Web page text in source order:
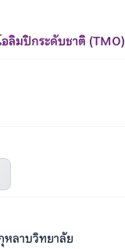
ลิมปิกระดับชาติ (TMO)
หลาบวิทยาลัย